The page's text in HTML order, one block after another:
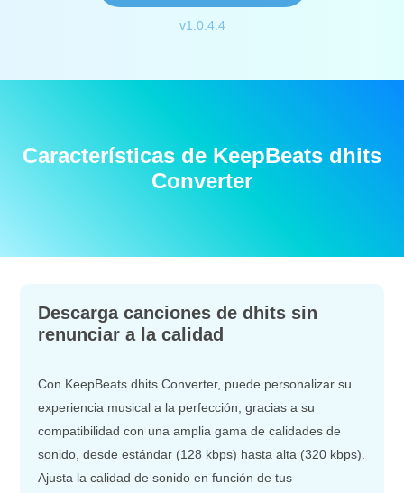
v1.0.4.4
Características de KeepBeats dhits
Converter
Descarga canciones de dhits sin
renunciar a la calidad
Con KeepBeats dhits Converter, puede personalizar su
experiencia musical a la perfección, gracias a su
compatibilidad con una amplia gama de calidades de
sonido, desde estándar (128 kbps) hasta alta (320 kbps).
Ajusta la calidad de sonido en función de tus